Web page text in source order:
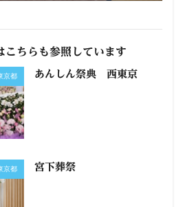
こちらも参照しています
京都 あんしん祭典 西東京
京都 宮下葬祭